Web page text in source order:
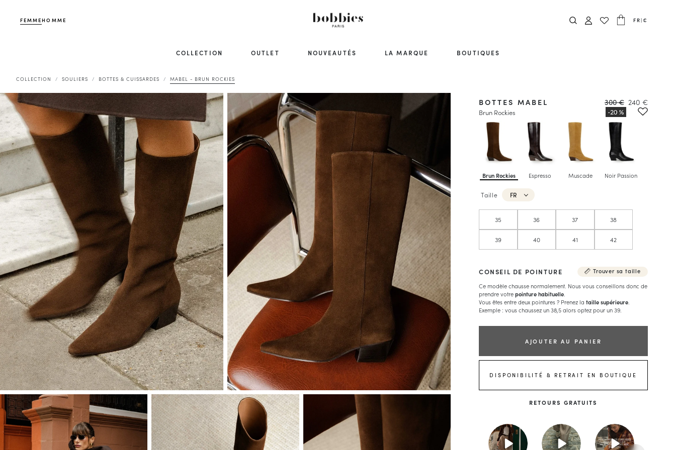
FEMMEHOMME FR|€
COLLECTION OUTLET NOUVEAUTÉS LA MARQUE BOUTIQUES
COLLECTION SOULIERS BOTTES & CUISSARDES MABEL - BRUN ROCKIES
Brun Rockies Espresso Muscade Noir Passion
BOTTES MABEL
Brun Rockies
300 € 240 €
Taille FR
35 36 37 38
39 40 41 42
CONSEIL DE POINTURE
Trouver sa taille
Ce modèle chausse normalement. Nous vous conseillons donc de
prendre votrepointure habituelle
Vous êtes entre deux pointures ? Prenez la taille supérieure
Exemple : vous chaussez un 38,5 alors optez pour un 39.
AJOUTER AU PANIER
DISPONIBILITÉ & RETRAIT EN BOUTIQUE
RETOURS GRATUITS